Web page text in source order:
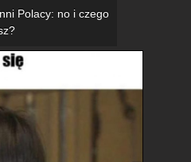
Polacy: no i czego